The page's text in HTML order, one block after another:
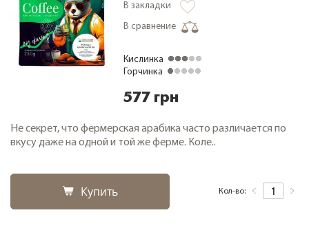
В закладки
В сравнение
Кислинка
Горчинка
577 грн
Не секрет, что фермерская арабика часто различается по
вкусу даже на одной и той же ферме. Коле..
Купить Кол-во: